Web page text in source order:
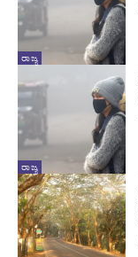
ರಾಜ್ಯ
ರಾಜ್ಯ